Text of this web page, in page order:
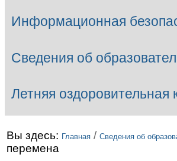
Информационная
Сведения об
Летняя оздоровительная
Вы здесь: Главная / Сведения об
перемена